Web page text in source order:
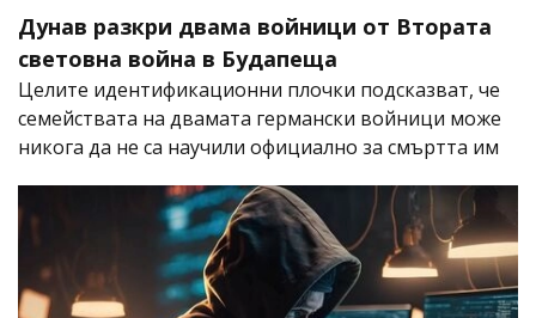
Дунав разкри двама войници от Втората
световна война в Будапеща
Целите идентификационни плочки подсказват, че
семействата на двамата германски войници може
никога да не са научили официално за смъртта им